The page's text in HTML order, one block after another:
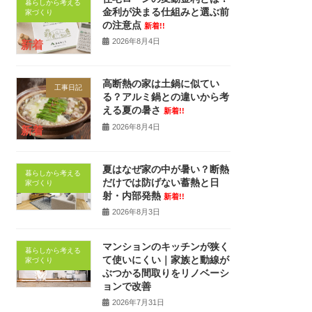
暮らしから考える
家づくり
新着
金利が決まる仕組みと選ぶ前
の注意点 新着!!
2026年8月4日
工事日記
新着
高断熱の家は土鍋に似てい
る？アルミ鍋との違いから考
える夏の暑さ 新着!!
2026年8月4日
暮らしから考える
家づくり
夏はなぜ家の中が暑い？断熱
だけでは防げない蓄熱と日
射・内部発熱 新着!!
2026年8月3日
暮らしから考える
家づくり
マンションのキッチンが狭く
て使いにくい｜家族と動線が
ぶつかる間取りをリノベーシ
ョンで改善
2026年7月31日